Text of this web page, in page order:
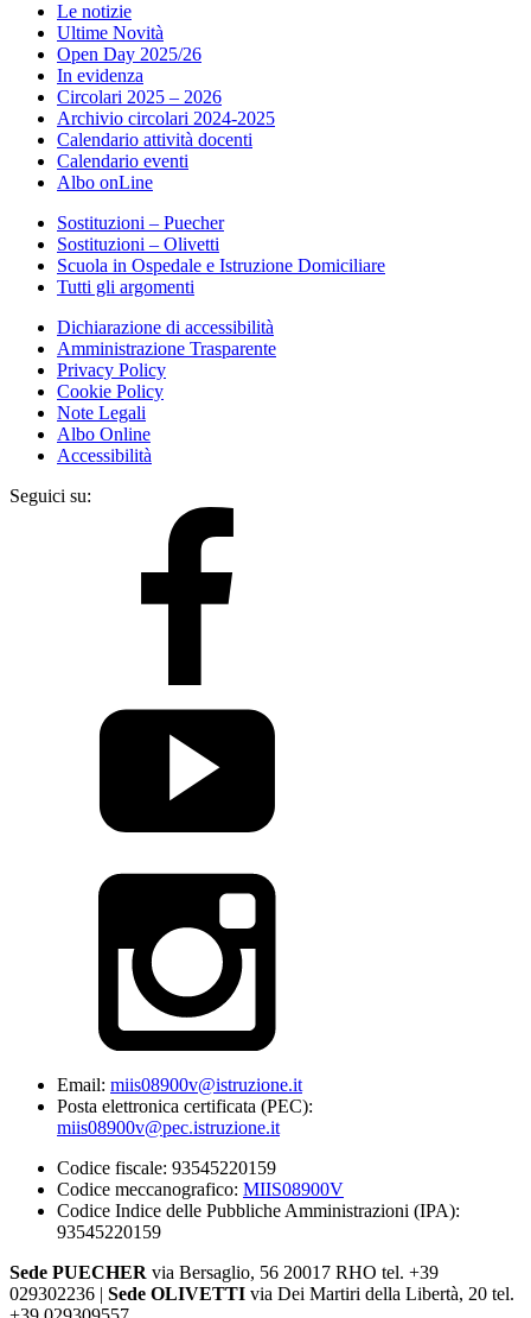
Le notizie
Ultime Novità
Open Day 2025/26
In evidenza
Circolari 2025 – 2026
Archivio circolari 2024-2025
Calendario attività docenti
Calendario eventi
Albo onLine
Sostituzioni – Puecher
Sostituzioni – Olivetti
Scuola in Ospedale e Istruzione Domiciliare
Tutti gli argomenti
Dichiarazione di accessibilità
Amministrazione Trasparente
Privacy Policy
Cookie Policy
Note Legali
Albo Online
Accessibilità
Seguici su:
Email: miis08900v@istruzione.it
Posta elettronica certificata (PEC):
miis08900v@pec.istruzione.it
Codice fiscale: 93545220159
Codice meccanografico: MIIS08900V
Codice Indice delle Pubbliche Amministrazioni (IPA):
93545220159
Sede PUECHER via Bersaglio, 56 20017 RHO tel. +39
029302236 | Sede OLIVETTI via Dei Martiri della Libertà, 20 tel.